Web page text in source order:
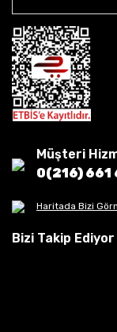
Müşteri
0(216) 661
Haritada Bizi
Bizi Takip